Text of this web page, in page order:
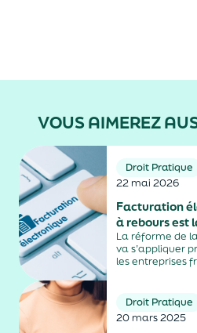
VOUS AIMEREZ
Droit Pratique
22 mai 2026
Facturation
à rebours est
La réforme de
va s’appliquer
les entreprises
2026 puis une
selon la nature
calendrier qui...
Droit Pratique
20 mars 2025